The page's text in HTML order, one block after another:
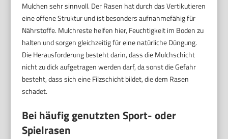
Mulchen sehr sinnvoll. Der Rasen hat durch das Vertikutieren
eine offene Struktur und ist besonders aufnahmefähig für
Nährstoffe. Mulchreste helfen hier, Feuchtigkeit im Boden zu
halten und sorgen gleichzeitig für eine natürliche Düngung.
Die Herausforderung besteht darin, dass die Mulchschicht
nicht zu dick aufgetragen werden darf, da sonst die Gefahr
besteht, dass sich eine Filzschicht bildet, die dem Rasen
schadet.
Bei häufig genutzten Sport- oder
Spielrasen